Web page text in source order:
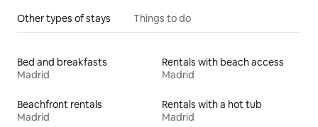
Other types of stays Things to do
Bed and breakfasts
Madrid
Rentals with beach access
Madrid
Beachfront rentals
Madrid
Rentals with a hot tub
Madrid